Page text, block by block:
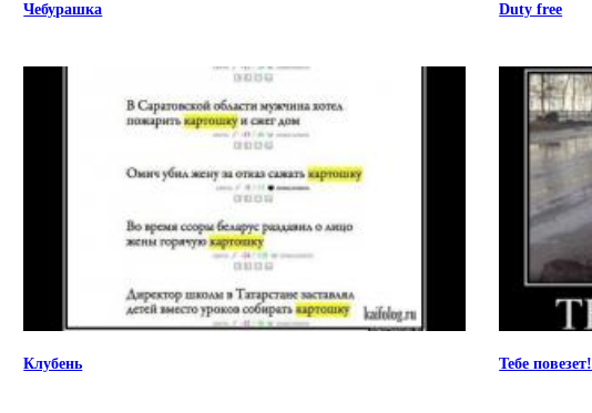
Чебурашка Duty free
Клубень Тебе повезет!